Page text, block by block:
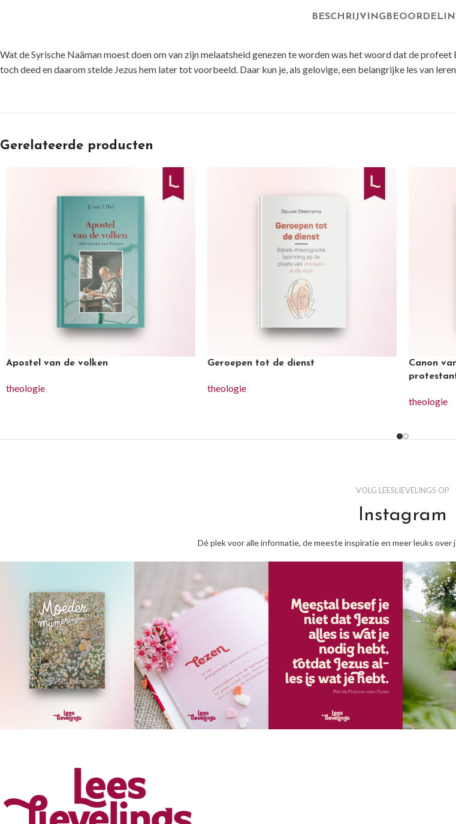
BESCHRIJVING
Wat de Syrische Naäman moest doen om van zijn melaatsheid genezen te worden was het woord dat de
toch deed en daarom stelde Jezus hem later tot voorbeeld. Daar kun je, als gelovige, een belangrijke les van
Gerelateerde producten
Apostel van de volken
theologie
Geroepen tot de dienst
theologie
Canon
theologie
VOLG LEESLIEVELINGS OP
Instagram
Dé plek voor alle informatie, de meeste inspiratie en meer leuks